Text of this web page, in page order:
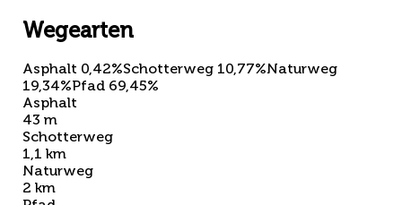
Wegearten
Asphalt 0,42%Schotterweg 10,77%Naturweg
19,34%Pfad 69,45%
Asphalt
43 m
Schotterweg
1,1 km
Naturweg
2 km